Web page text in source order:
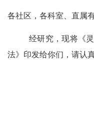
各社区 ，各科室、直属
经研究，现将《
法》印发给你们，请认